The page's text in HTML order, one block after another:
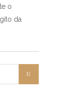
o
da